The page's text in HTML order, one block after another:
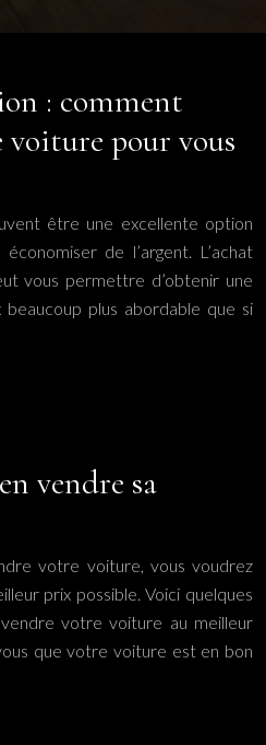
: comment
pour vous
être une excellente option
de l’argent. L’achat
vous permettre d’obtenir une
plus abordable que si
vendre sa
votre voiture, vous voudrez
prix possible. Voici quelques
votre voiture au meilleur
que votre voiture est en bon